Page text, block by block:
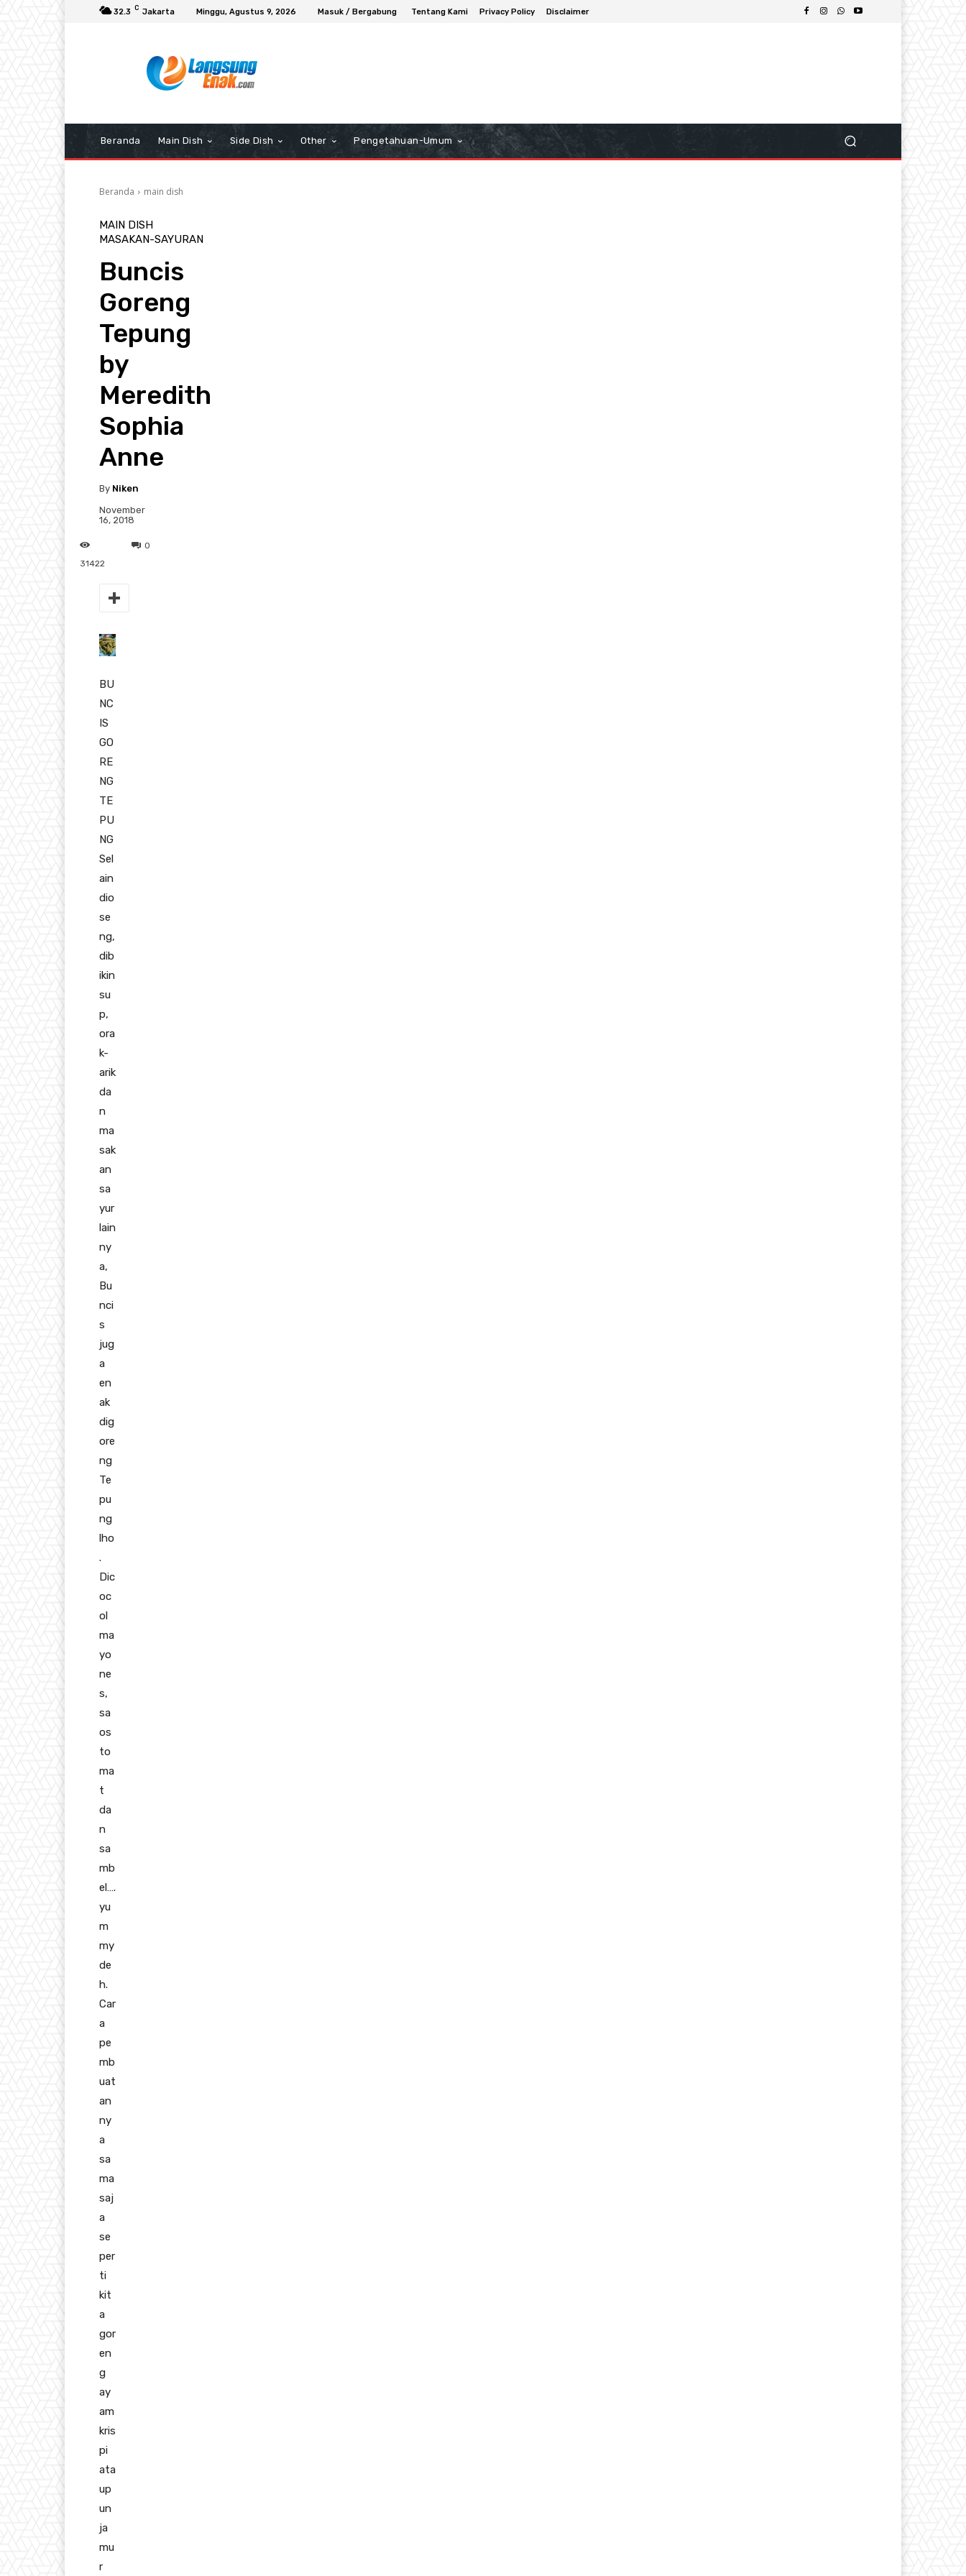
32.3 C Jakarta Minggu, Agustus 9, 2026 Masuk / Bergabung Tentang Kami Privacy Policy Disclaimer
Beranda Main Dish Side Dish Other Pengetahuan-Umum
Beranda main dish
MAIN DISH
MASAKAN-SAYURAN
Buncis
Goreng
Tepung
by
Meredith
Sophia
Anne
By Niken
November
16, 2018
0
31422
BU
NC
IS
GO
RE
NG
TE
PU
NG
Sel
ain
dio
se
ng,
dib
ikin
su
p,
ora
k-
arik
da
n
ma
sak
an
sa
yur
lain
ny
a,
Bu
nci
s
jug
a
en
ak
dig
ore
ng
Te
pu
ng
lho
.
Dic
oc
ol
ma
yo
ne
s,
sa
os
to
ma
t
da
n
sa
mb
el….
yu
m
my
de
h.
Car
a
pe
mb
uat
an
ny
a
sa
ma
saj
a
se
per
ti
kit
a
gor
en
g
ay
am
kris
pi
ata
up
un
ja
mu
r